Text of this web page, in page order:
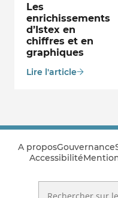
Les
enrichissements
d’Istex en
chiffres et en
graphiques
Lire l'article
A proposGouvernance
Accessibilité